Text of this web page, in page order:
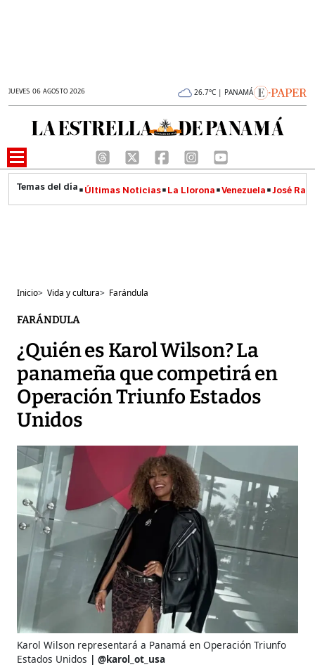
JUEVES 06 AGOSTO 2026 26.7°C | PANAMÁ
Últimas Noticias La Llorona Venezuela José
Inicio> Vida y cultura> Farándula
FARÁNDULA
¿Quién es Karol Wilson? La
panameña que competirá en
Operación Triunfo Estados
Unidos
Karol Wilson representará a Panamá en Operación Triunfo
Estados Unidos
@karol_ot_usa